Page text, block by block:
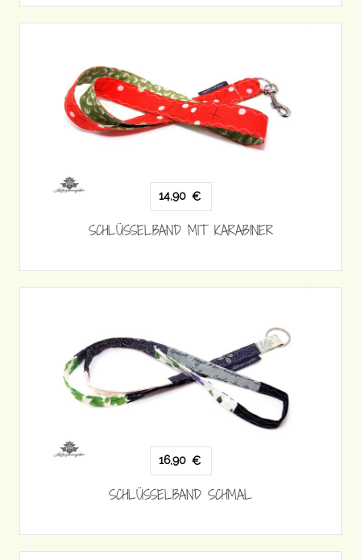
14,90 €
SCHLÜSSELBAND MIT KARABINER
16,90 €
SCHLÜSSELBAND SCHMAL